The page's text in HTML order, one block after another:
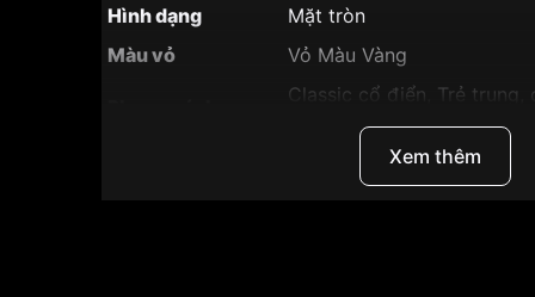
Hình dạng
Mặt tròn
Màu vỏ
Vỏ Màu Vàng
Classic cổ điển, Trẻ trung,
Lịch ngày,giờ, phút, giây
Xem thêm